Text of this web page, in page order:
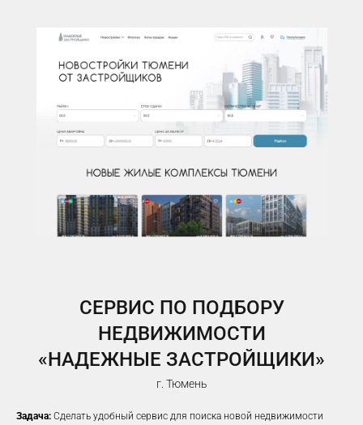
СЕРВИС ПО ПОДБОРУ
НЕДВИЖИМОСТИ
«НАДЕЖНЫЕ ЗАСТРОЙЩИКИ»
г. Тюмень
Задача: Сделать удобный сервис для поиска новой недвижимости